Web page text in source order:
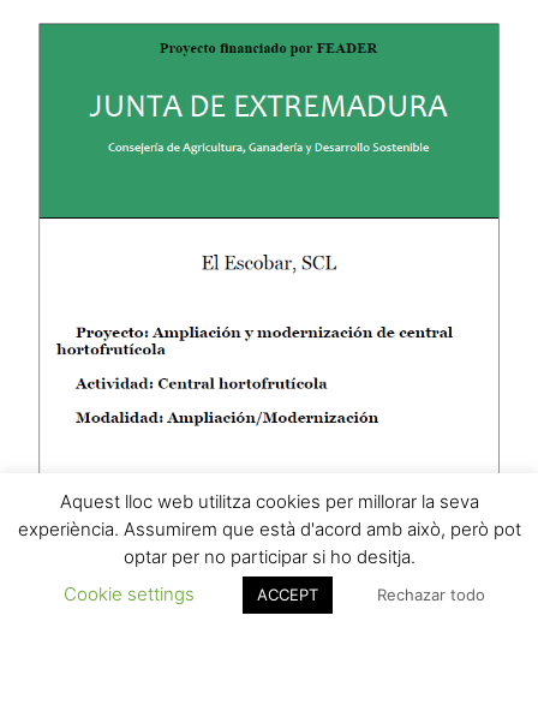
Aquest lloc web utilitza cookies per millorar la seva
experiència. Assumirem que està d'acord amb això, però pot
optar per no participar si ho desitja.
Cookie settings
ACCEPT Rechazar todo